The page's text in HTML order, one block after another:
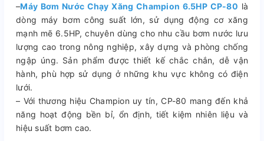
–Máy Bơm Nước Chạy Xăng Champion 6.5HP CP-80 là
dòng máy bơm công suất lớn, sử dụng động cơ xăng
mạnh mẽ 6.5HP, chuyên dùng cho nhu cầu bơm nước lưu
lượng cao trong nông nghiệp, xây dựng và phòng chống
ngập úng. Sản phẩm được thiết kế chắc chắn, dễ vận
hành, phù hợp sử dụng ở những khu vực không có điện
lưới.
– Với thương hiệu Champion uy tín, CP-80 mang đến khả
năng hoạt động bền bỉ, ổn định, tiết kiệm nhiên liệu và
hiệu suất bơm cao.